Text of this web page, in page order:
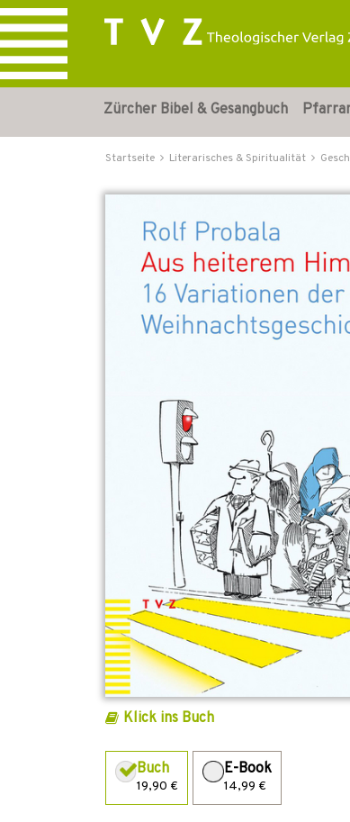
Zürcher Bibel & Gesangbuch
Startseite Literarisches & Spiritualität
Klick ins Buch
Buch
19,90 €
E-Book
14,99 €